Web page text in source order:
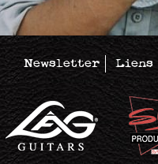
Newsletter Liens